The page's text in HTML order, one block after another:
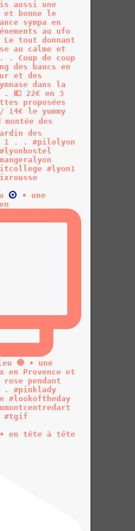
• une
• en tête à tête